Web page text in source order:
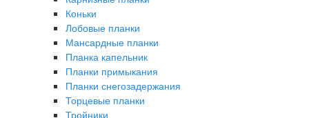
Коньки
Лобовые планки
Мансардные планки
Планка капельник
Планки примыкания
Планки снегозадержания
Торцевые планки
Тройники